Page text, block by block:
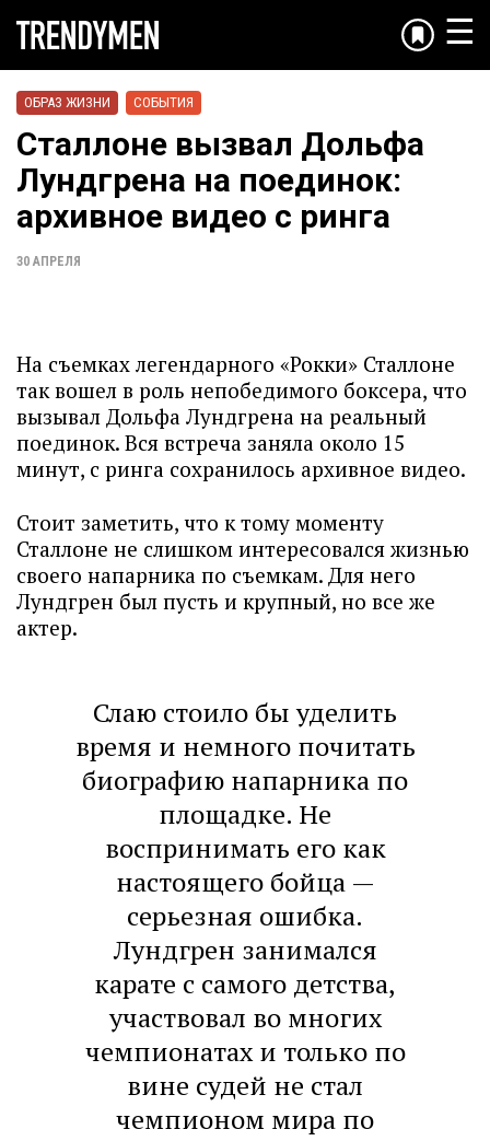
☰
ОБРАЗ ЖИЗНИ СОБЫТИЯ
Сталлоне вызвал Дольфа
Лундгрена на поединок:
архивное видео с ринга
30 АПРЕЛЯ
На съемках легендарного «Рокки» Сталлоне
так вошел в роль непобедимого боксера, что
вызывал Дольфа Лундгрена на реальный
поединок. Вся встреча заняла около 15
минут, с ринга сохранилось архивное видео.
Стоит заметить, что к тому моменту
Сталлоне не слишком интересовался жизнью
своего напарника по съемкам. Для него
Лундгрен был пусть и крупный, но все же
актер.
Слаю стоило бы уделить
время и немного почитать
биографию напарника по
площадке. Не
воспринимать его как
настоящего бойца —
серьезная ошибка.
Лундгрен занимался
карате с самого детства,
участвовал во многих
чемпионатах и только по
вине судей не стал
чемпионом мира по